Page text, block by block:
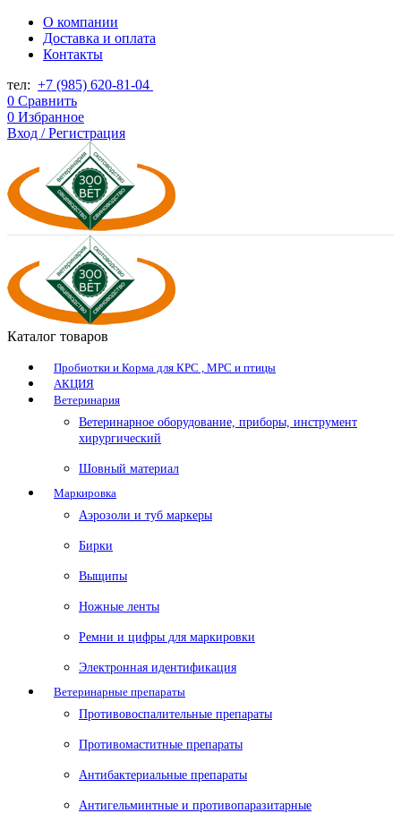
О компании
Доставка и оплата
Контакты
тел: +7 (985) 620-81-04
0 Сравнить
0 Избранное
Вход / Регистрация
Каталог товаров
Пробиотки и Корма для КРС , МРС и птицы
АКЦИЯ
Ветеринария
Ветеринарное оборудование, приборы, инструмент
хирургический
Шовный материал
Маркировка
Аэрозоли и туб маркеры
Бирки
Выщипы
Ножные ленты
Ремни и цифры для маркировки
Электронная идентификация
Ветеринарные препараты
Противовоспалительные препараты
Противомаститные препараты
Антибактериальные препараты
Антигельминтные и противопаразитарные